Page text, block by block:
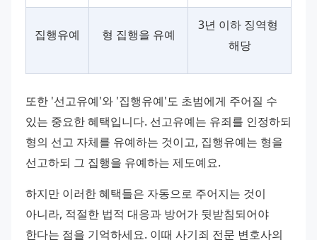
집행유예 형 집행을 유예
3년 이하 징역형
해당
또한 '선고유예'와 '집행유예'도 초범에게 주어질 수
있는 중요한 혜택입니다. 선고유예는 유죄를 인정하되
형의 선고 자체를 유예하는 것이고, 집행유예는 형을
선고하되 그 집행을 유예하는 제도예요.
하지만 이러한 혜택들은 자동으로 주어지는 것이
아니라, 적절한 법적 대응과 방어가 뒷받침되어야
한다는 점을 기억하세요. 이때 사기죄 전문 변호사의